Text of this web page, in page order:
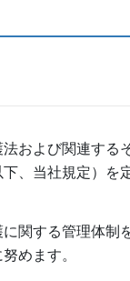
および関連する
、当社規定）を
関する管理体制
めます。